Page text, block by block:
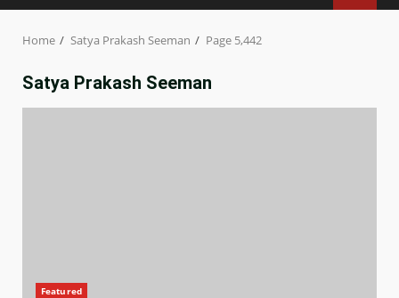
Home Satya Prakash Seeman Page 5,442
Satya Prakash Seeman
Featured